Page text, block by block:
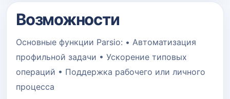
Возможности
Основные функции Parsio: • Автоматизация
профильной задачи • Ускорение типовых
операций • Поддержка рабочего или личного
процесса